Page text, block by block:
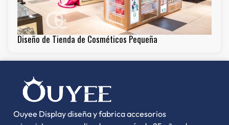
Diseño de Tienda de Cosméticos Pequeña
Ouyee Display diseña y fabrica accesorios